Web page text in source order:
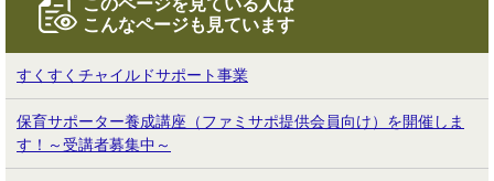
このページを見ている人は
こんなページも見ています
すくすくチャイルドサポート事業
保育サポーター養成講座（ファミサポ提供会員向け）を開催しま
す！～受講者募集中～